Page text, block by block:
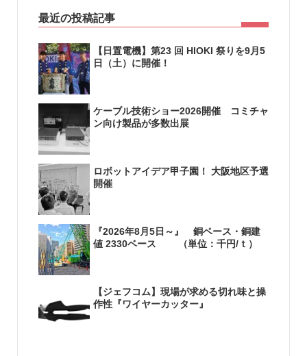
最近の投稿記事
【日置電機】第23 回 HIOKI 祭りを9月5
日（土）に開催！
ケーブル技術ショー2026開催 コミチャ
ン向け製品が多数出展
ロボットアイデア甲子園！ 大阪地区予選
開催
『2026年8月5日～』 銅ベース・銅建
値 2330ベース （単位：千円/ｔ）
【ジェフコム】現場が求める切れ味と操
作性『ワイヤーカッター』